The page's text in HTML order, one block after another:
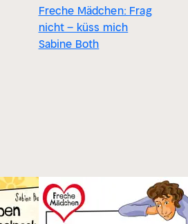
Freche Mädchen: Frag
nicht – küss mich
Sabine Both